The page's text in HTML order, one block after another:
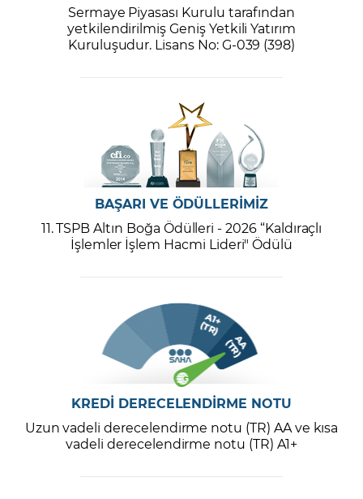
Sermaye Piyasası Kurulu tarafından
yetkilendirilmiş Geniş Yetkili Yatırım
Kuruluşudur. Lisans No: G-039 (398)
BAŞARI VE ÖDÜLLERİMİZ
11. TSPB Altın Boğa Ödülleri - 2026 “Kaldıraçlı
İşlemler İşlem Hacmi Lideri" Ödülü
KREDİ DERECELENDİRME NOTU
Uzun vadeli derecelendirme notu (TR) AA ve kısa
vadeli derecelendirme notu (TR) A1+